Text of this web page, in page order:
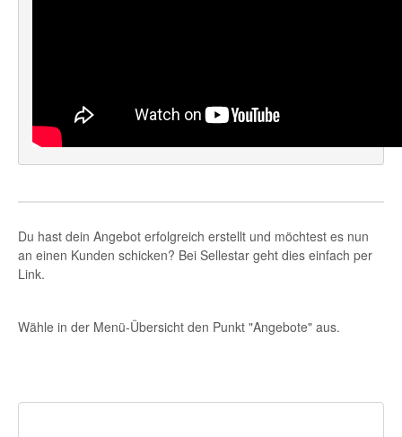
Du hast dein Angebot erfolgreich erstellt und möchtest es nun
an einen Kunden schicken? Bei Sellestar geht dies einfach per
Link.
Wähle in der Menü-Übersicht den Punkt "Angebote" aus.